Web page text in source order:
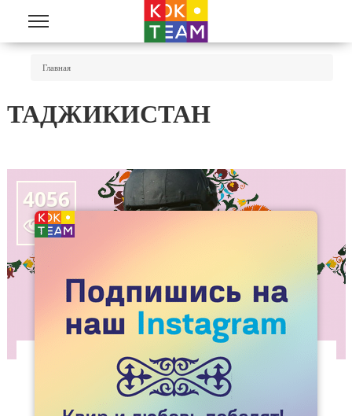
Перейти к основному содержанию
Главная
ТАДЖИКИСТАН
4056

ГОМОФОБНЫЙ ТЕРРОР. КАЗАХСТАН
СЛЕДУЮЩИЙ?